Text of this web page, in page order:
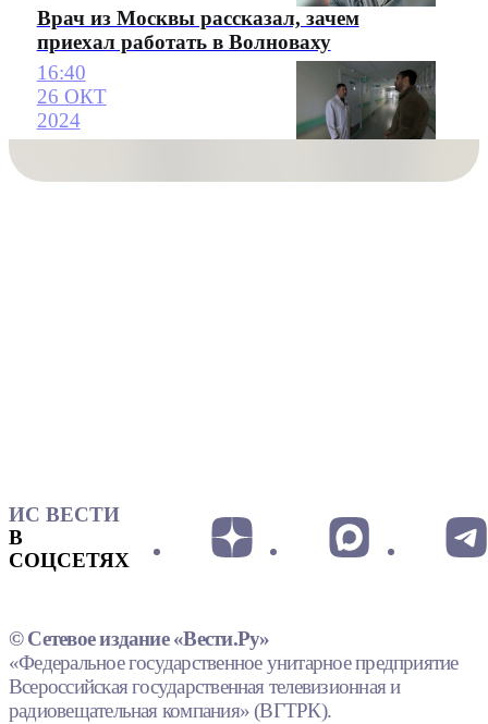
Врач из Москвы рассказал, зачем
приехал работать в Волноваху
16:40
26 ОКТ
2024
ИС ВЕСТИ
В
СОЦСЕТЯХ
© Сетевое издание «Вести.Ру»
«Федеральное государственное унитарное предприятие
Всероссийская государственная телевизионная и
радиовещательная компания» (ВГТРК).